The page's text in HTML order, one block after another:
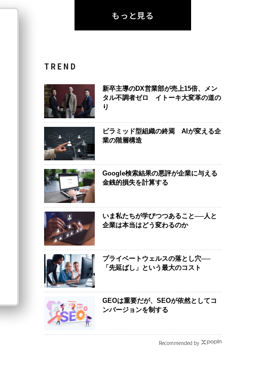
もっと見る
TREND
新卒主導のDX営業部が売上15倍、メン
タル不調者ゼロ イトーキ大変革の道の
り
ピラミッド型組織の終焉 AIが変える企
業の階層構造
Google検索結果の悪評が企業に与える
金銭的損失を計算する
いま私たちが学びつつあること──人と
企業は本当はどう変わるのか
プライベートウェルスの落とし穴──
「先延ばし」という最大のコスト
GEOは重要だが、SEOが依然としてコ
ンバージョンを制する
Recommended by